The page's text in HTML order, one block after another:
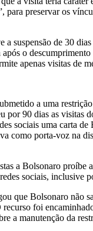
para preservar os
a suspensão de 30
o
apenas visitas de
a uma
por 90 dias as visitas
sociais uma carta
como porta-voz na
a Bolsonaro proíbe
sociais, inclusive
que Bolsonaro não
foi
a manutenção da